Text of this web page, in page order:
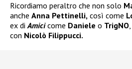
Ricordiamo peraltro che non solo
anche Anna Pettinelli, così come
ex diAmicicome Daniele o TrigNO
con Nicolò Filippucci.